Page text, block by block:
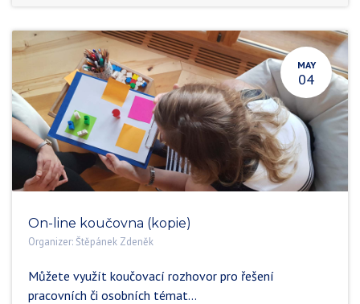
MAY
04
On-line koučovna (kopie)
Organizer: Štěpánek Zdeněk
Můžete využít koučovací rozhovor pro řešení
pracovních či osobních témat...